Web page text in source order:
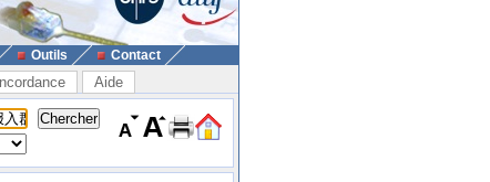
Outils Contact
Aide